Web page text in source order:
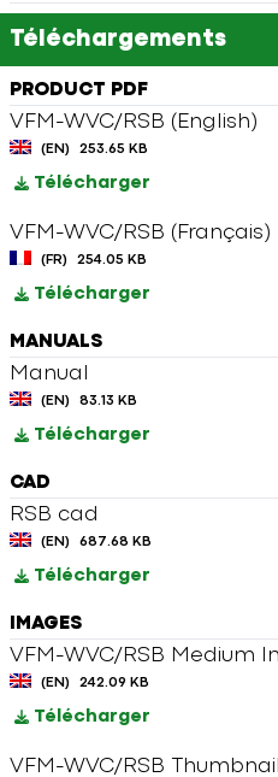
Téléchargements
PRODUCT PDF
VFM-WVC/RSB (English)
(EN) 253.65 KB
Télécharger
VFM-WVC/RSB (Français)
(FR) 254.05 KB
Télécharger
MANUALS
Manual
(EN) 83.13 KB
Télécharger
CAD
RSB cad
(EN) 687.68 KB
Télécharger
IMAGES
VFM-WVC/RSB Medium
(EN) 242.09 KB
Télécharger
VFM-WVC/RSB